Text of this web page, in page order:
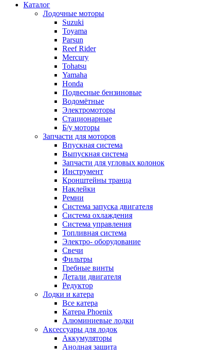
Каталог
Лодочные моторы
Suzuki
Toyama
Parsun
Reef Rider
Mercury
Tohatsu
Yamaha
Honda
Подвесные бензиновые
Водомётные
Электромоторы
Стационарные
Б/у моторы
Запчасти для моторов
Впускная система
Выпускная система
Запчасти для угловых колонок
Инструмент
Кронштейны транца
Наклейки
Ремни
Система запуска двигателя
Система охлаждения
Система управления
Топливная система
Электро- оборудование
Свечи
Фильтры
Гребные винты
Детали двигателя
Редуктор
Лодки и катера
Все катера
Катера Phoenix
Алюминиевые лодки
Аксессуары для лодок
Аккумуляторы
Анодная защита